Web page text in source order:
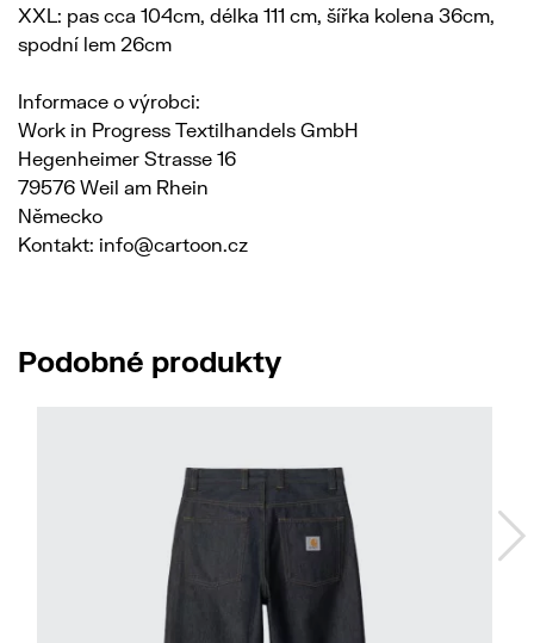
XXL: pas cca 104cm, délka 111 cm, šířka kolena 36cm,
spodní lem 26cm
Informace o výrobci:
Work in Progress Textilhandels GmbH
Hegenheimer Strasse 16
79576 Weil am Rhein
Německo
Kontakt: info@cartoon.cz
Podobné produkty